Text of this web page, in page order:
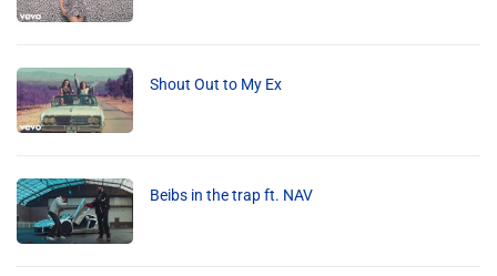
Info routes
Alerte Méduses 06
RCN Soutiens
Shout Out to My Ex
Beibs in the trap ft. NAV